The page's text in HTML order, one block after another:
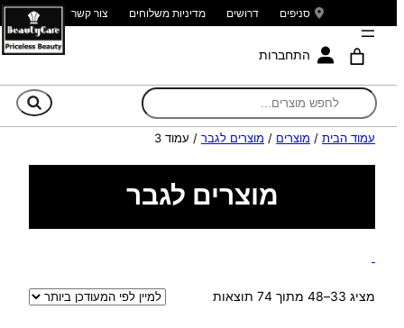
סניפים דרושים מדיניות משלוחים צור קשר
התחברות
עמוד הבית / מוצרים / מוצרים לגבר / עמוד 3
מוצרים לגבר
מציג 33–48 מתוך 74 תוצאות
ממוין